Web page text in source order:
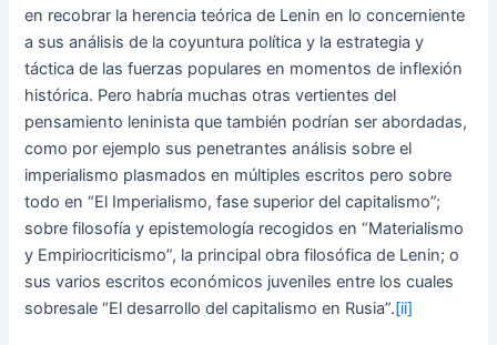
en recobrar la herencia teórica de Lenin en lo concerniente
a sus análisis de la coyuntura política y la estrategia y
táctica de las fuerzas populares en momentos de inflexión
histórica. Pero habría muchas otras vertientes del
pensamiento leninista que también podrían ser abordadas,
como por ejemplo sus penetrantes análisis sobre el
imperialismo plasmados en múltiples escritos pero sobre
todo en “El Imperialismo, fase superior del capitalismo”;
sobre filosofía y epistemología recogidos en “Materialismo
y Empiriocriticismo”, la principal obra filosófica de Lenin; o
sus varios escritos económicos juveniles entre los cuales
sobresale “El desarrollo del capitalismo en Rusia”.[ii]